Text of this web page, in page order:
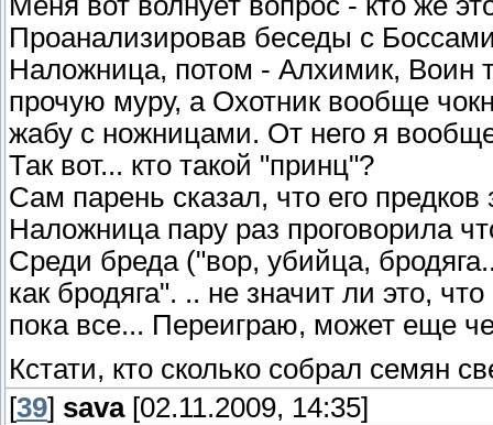
Проанализировав беседы с
Наложница, потом - Алхимик, Воин
прочую муру, а Охотник вообще
жабу с ножницами. От него я
Так вот... кто такой "принц"?
Сам парень сказал, что его
Наложница пару раз проговорила
Среди бреда ("вор, убийца,
как бродяга". .. не значит ли это,
пока все... Переиграю, может еще
Кстати, кто сколько собрал семян
[39] sava[02.11.2009, 14:35]